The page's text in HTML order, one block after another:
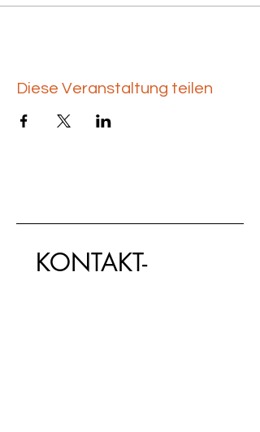
Diese Veranstaltung teilen
KONTAKT-